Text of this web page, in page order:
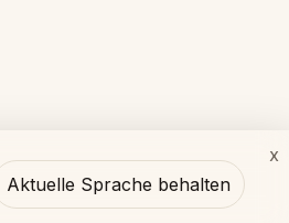
Aktuelle Sprache behalten
x